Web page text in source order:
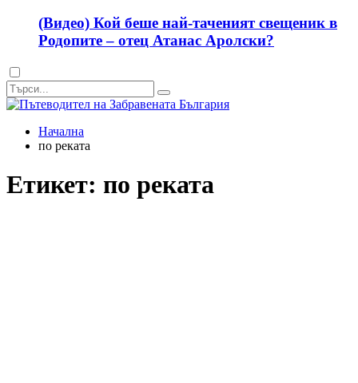
(Видео) Кой беше най-таченият свещеник в
Родопите – отец Атанас Аролски?
Dark
mode
Начална
по реката
Етикет: по реката